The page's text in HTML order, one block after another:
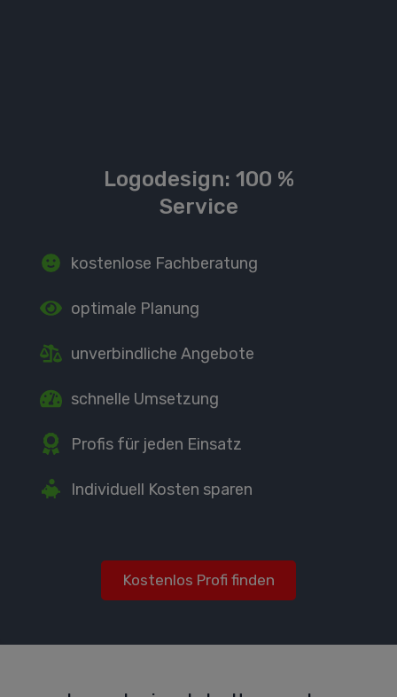
Logodesign: 100 %
Service
kostenlose Fachberatung
optimale Planung
unverbindliche Angebote
schnelle Umsetzung
Profis für jeden Einsatz
Individuell Kosten sparen
Kostenlos Profi finden